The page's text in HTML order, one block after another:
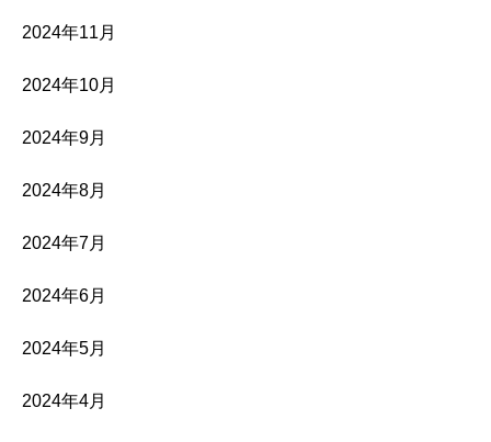
2024年11月
2024年10月
2024年9月
2024年8月
2024年7月
2024年6月
2024年5月
2024年4月